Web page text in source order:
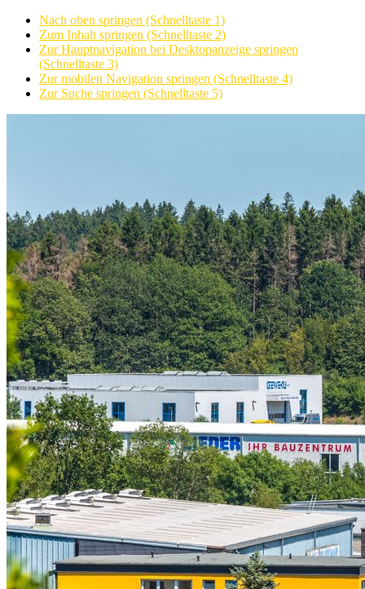
Nach oben springen (Schnelltaste 1)
Zum Inhalt springen (Schnelltaste 2)
Zur Hauptnavigation bei Desktopanzeige springen
(Schnelltaste 3)
Zur mobilen Navigation springen (Schnelltaste 4)
Zur Suche springen (Schnelltaste 5)